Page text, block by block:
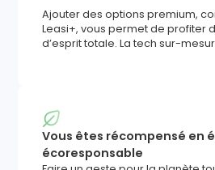
Ajouter des options premium,
Leasi+, vous permet de profiter
d’esprit totale. La tech sur-
Vous êtes récompensé en
écoresponsable